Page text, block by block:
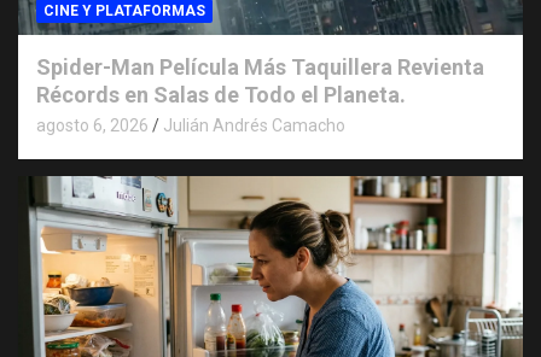
CINE Y PLATAFORMAS
Spider-Man Película Más Taquillera Revienta
Récords en Salas de Todo el Planeta.
agosto 6, 2026 Julián Andrés Camacho